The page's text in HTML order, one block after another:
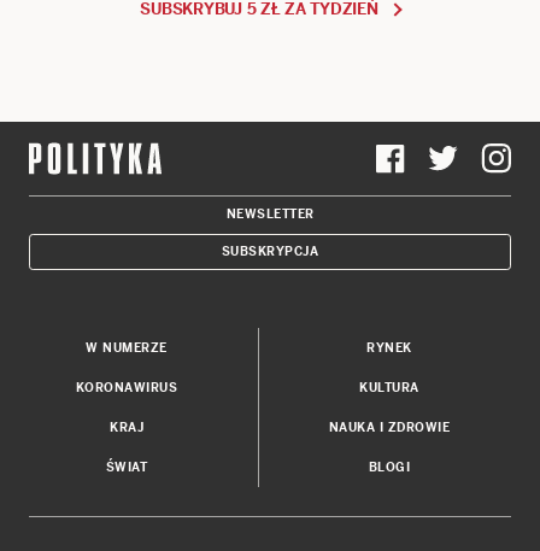
SUBSKRYBUJ 5 ZŁ ZA TYDZIEŃ
NEWSLETTER
SUBSKRYPCJA
W NUMERZE
KORONAWIRUS
KRAJ
ŚWIAT
RYNEK
KULTURA
NAUKA I ZDROWIE
BLOGI